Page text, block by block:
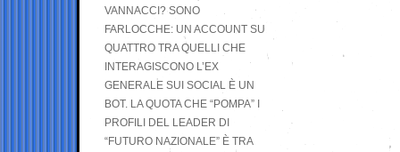
VANNACCI? SONO
FARLOCCHE: UN ACCOUNT SU
QUATTRO TRA QUELLI CHE
INTERAGISCONO L’EX
GENERALE SUI SOCIAL È UN
BOT. LA QUOTA CHE “POMPA” I
PROFILI DEL LEADER DI
“FUTURO NAZIONALE” È TRA